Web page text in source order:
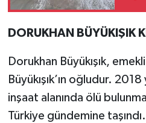
DORUKHAN BÜYÜKIŞIK
Dorukhan Büyükışık,
Büyükışık’ın oğludur.
inşaat alanında ölü
Türkiye gündemine